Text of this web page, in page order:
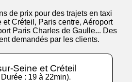
de prix pour des trajets en taxi
et Créteil, Paris centre, Aéroport
Paris Charles de Gaulle... Des
demandés par les clients.
Seine et Créteil
: 19 à 22min).